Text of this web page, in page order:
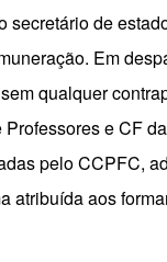
de
Em
qualquer
e CF
pelo CCPFC,
atribuída aos